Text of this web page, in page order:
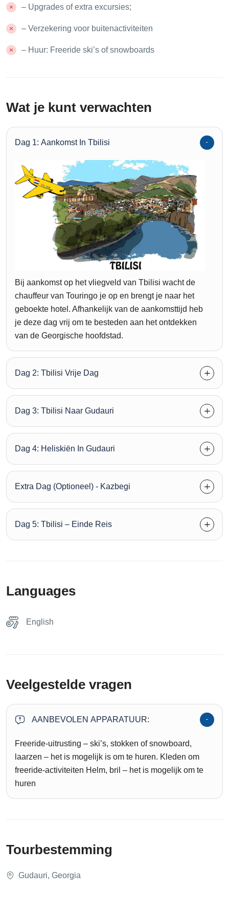
– Upgrades of extra excursies;
– Verzekering voor buitenactiviteiten
– Huur: Freeride ski’s of snowboards
Wat je kunt verwachten
Dag 1: Aankomst In Tbilisi
Bij aankomst op het vliegveld van Tbilisi wacht de
chauffeur van Touringo je op en brengt je naar het
geboekte hotel. Afhankelijk van de aankomsttijd heb
je deze dag vrij om te besteden aan het ontdekken
van de Georgische hoofdstad.
Dag 2: Tbilisi Vrije Dag
Dag 3: Tbilisi Naar Gudauri
Dag 4: Heliskiën In Gudauri
Extra Dag (Optioneel) - Kazbegi
Dag 5: Tbilisi – Einde Reis
Languages
English
Veelgestelde vragen
AANBEVOLEN APPARATUUR:
Freeride-uitrusting – ski’s, stokken of snowboard,
laarzen – het is mogelijk is om te huren. Kleden om
freeride-activiteiten Helm, bril – het is mogelijk om te
huren
Tourbestemming
Gudauri, Georgia